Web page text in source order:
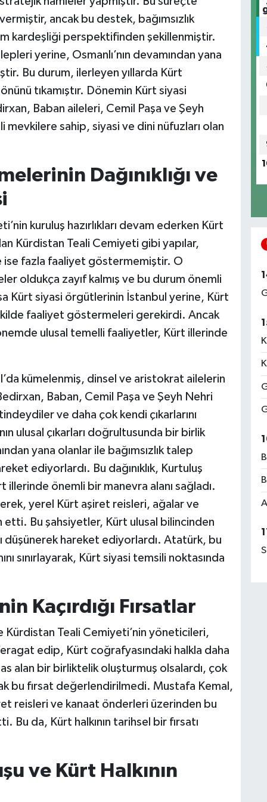
ancak bu destek, bağımsızlık
kardeşliği perspektifinden şekillenmiştir.
yerine, Osmanlı’nın devamından yana
Bu durum, ilerleyen yıllarda Kürt
tıkamıştır. Dönemin Kürt siyasi
Baban aileleri, Cemil Paşa ve Şeyh
sahip, siyasi ve dini nüfuzları olan
Dağınıklığı ve
kuruluş hazırlıkları devam ederken Kürt
Kürdistan Teali Cemiyeti gibi yapılar,
ise fazla faaliyet göstermemiştir. O
oldukça zayıf kalmış ve bu durum önemli
Kürt siyasi örgütlerinin İstanbul yerine, Kürt
faaliyet göstermeleri gerekirdi. Ancak
ulusal temelli faaliyetler, Kürt illerinde
kümelenmiş, dinsel ve aristokrat ailelerin
Baban, Cemil Paşa ve Şeyh Nehri
ve daha çok kendi çıkarlarını
ulusal çıkarları doğrultusunda bir birlik
yana olanlar ile bağımsızlık talep
ediyorlardı. Bu dağınıklık, Kurtuluş
illerinde önemli bir manevra alanı sağladı.
yerel Kürt aşiret reisleri, ağalar ve
etti. Bu şahsiyetler, Kürt ulusal bilincinden
düşünerek hareket ediyorlardı. Atatürk, bu
sınırlayarak, Kürt siyasi temsili noktasında
Kaçırdığı Fırsatlar
Teali Cemiyeti’nin yöneticileri,
edip, Kürt coğrafyasındaki halkla daha
alan bir birliktelik oluşturmuş olsalardı, çok
bu fırsat değerlendirilmedi. Mustafa Kemal,
reisleri ve kanaat önderleri üzerinden bu
da, Kürt halkının tarihsel bir fırsatı
ve Kürt Halkının